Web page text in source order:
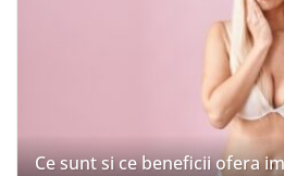
Ce sunt si ce beneficii ofera